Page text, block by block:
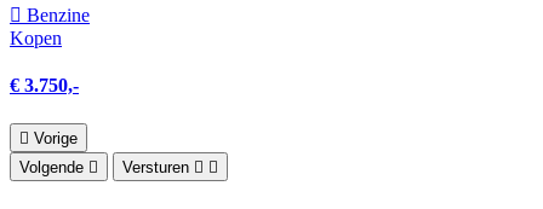
Benzine
Kopen
€ 3.750,-
Vorige
Volgende
Versturen